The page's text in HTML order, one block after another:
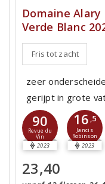
Domaine Alary
Verde Blanc
Fris tot zacht
zeer
gerijpt in grote
90
Revue du
Vin
2023
16 ,5
Jancis
Robinson
2023
23,40